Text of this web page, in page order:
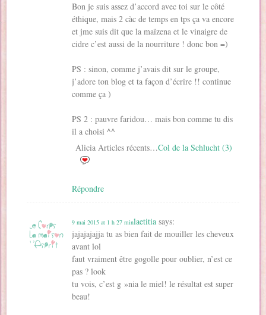
Bon je suis assez d’accord avec toi sur le côté
éthique, mais 2 càc de temps en tps ça va encore
et jme suis dit que la maïzena et le vinaigre de
cidre c’est aussi de la nourriture ! donc bon =)
PS : sinon, comme j’avais dit sur le groupe,
j’adore ton blog et ta façon d’écrire !! continue
comme ça )
PS 2 : pauvre faridou… mais bon comme tu dis
il a choisi ^^
Alicia Articles récents…Col de la Schlucht (3)
Répondre
laetitia says:
9 mai 2015 at 1 h 27 min
jajajajajja tu as bien fait de mouiller les cheveux
avant lol
faut vraiment être gogolle pour oublier, n’est ce
pas ? look
tu vois, c’est g »nia le miel! le résultat est super
beau!